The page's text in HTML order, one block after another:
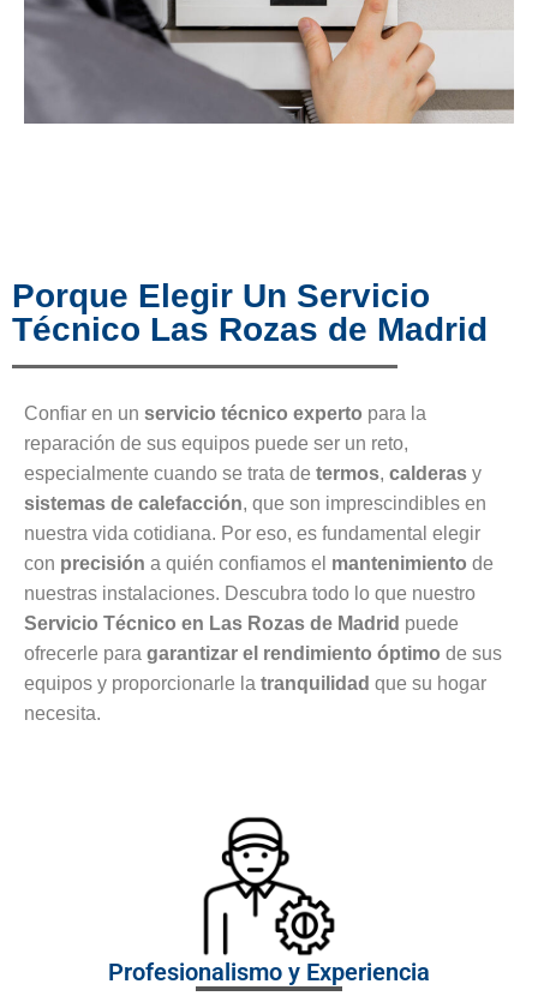
Porque Elegir Un Servicio
Técnico Las Rozas de Madrid
Confiar en un servicio técnico experto para la
reparación de sus equipos puede ser un reto,
especialmente cuando se trata de termos, calderas y
sistemas de calefacción, que son imprescindibles en
nuestra vida cotidiana. Por eso, es fundamental elegir
con precisión a quién confiamos el mantenimiento de
nuestras instalaciones. Descubra todo lo que nuestro
Servicio Técnico en Las Rozas de Madrid puede
ofrecerle para garantizar el rendimiento óptimo de sus
equipos y proporcionarle la tranquilidad que su hogar
necesita.
Profesionalismo y Experiencia